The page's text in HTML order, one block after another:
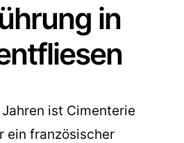
in
ist Cimenterie
ein französischer